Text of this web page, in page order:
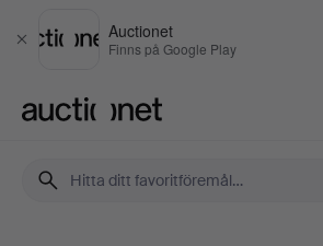
Stäng
Auctionet
Finns på Google Play